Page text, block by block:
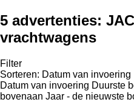
5 advertenties:
vrachtwagens
Filter
Sorteren: Datum van invoering
Datum van invoering Duurste
bovenaan Jaar - de nieuwste